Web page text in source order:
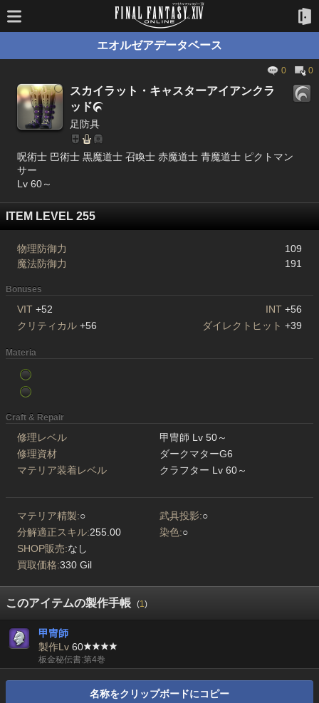
エオルゼアデータベース
0 0
スカイラット・キャスターアイアンクラ
ッド
足防具
呪術士 巴術士 黒魔道士 召喚士 赤魔道士 青魔道士 ピクトマン
サー
Lv 60～
ITEM LEVEL 255
物理防御力
109
魔法防御力
191
Bonuses
VIT +52 INT +56
クリティカル +56 ダイレクトヒット +39
Materia
Craft & Repair
修理レベル
甲冑師 Lv 50～
修理資材
ダークマターG6
マテリア装着レベル
クラフター Lv 60～
マテリア精製:○ 武具投影:○
分解適正スキル:255.00 染色:○
SHOP販売:なし
買取価格:330 Gil
このアイテムの製作手帳 (1)
甲冑師
製作Lv 60
板金秘伝書:第4巻
名称をクリップボードにコピー